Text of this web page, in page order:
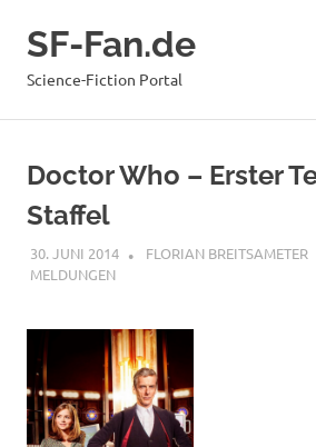
InhaltSF-Fan.de
Science-Fiction Portal
Doctor Who – Erster
Staffel
30. JUNI 2014 FLORIAN BREITSAMETER
MELDUNGEN